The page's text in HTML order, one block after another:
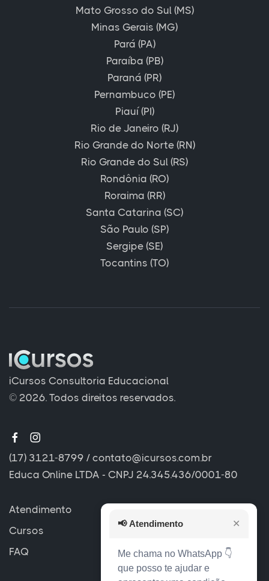
Mato Grosso do Sul (MS)
Minas Gerais (MG)
Pará (PA)
Paraíba (PB)
Paraná (PR)
Pernambuco (PE)
Piauí (PI)
Rio de Janeiro (RJ)
Rio Grande do Norte (RN)
Rio Grande do Sul (RS)
Rondônia (RO)
Roraima (RR)
Santa Catarina (SC)
São Paulo (SP)
Sergipe (SE)
Tocantins (TO)
iCursos Consultoria Educacional
© 2026. Todos direitos reservados.
(17) 3121-8799 / contato@icursos.com.br
Educa Online LTDA - CNPJ 24.345.436/0001-80
Atendimento
Cursos
FAQ
📢 Atendimento ✕
Me chama no WhatsApp 👇
que posso te ajudar e